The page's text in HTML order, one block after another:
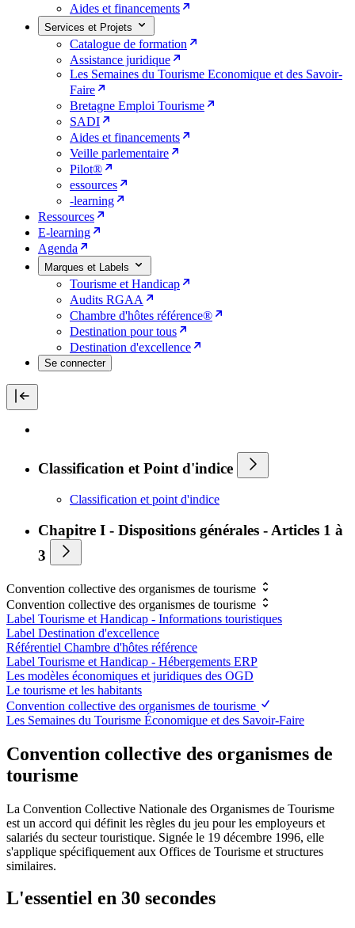
Aides et financements
Services et Projets
Catalogue de formation
Assistance juridique
Les Semaines du Tourisme Economique et des Savoir-
Faire
Bretagne Emploi Tourisme
SADI
Aides et financements
Veille parlementaire
Pilot®
essources
-learning
Ressources
E-learning
Agenda
Marques et Labels
Tourisme et Handicap
Audits RGAA
Chambre d'hôtes référence®
Destination pour tous
Destination d'excellence
Se connecter
Classification et Point d'indice
Classification et point d'indice
Chapitre I - Dispositions générales - Articles 1 à
3
Convention collective des organismes de tourisme
Convention collective des organismes de tourisme
Label Tourisme et Handicap - Informations touristiques
Label Destination d'excellence
Référentiel Chambre d'hôtes référence
Label Tourisme et Handicap - Hébergements ERP
Les modèles économiques et juridiques des OGD
Le tourisme et les habitants
Convention collective des organismes de tourisme
Les Semaines du Tourisme Économique et des Savoir-Faire
Convention collective des organismes de
tourisme
La Convention Collective Nationale des Organismes de Tourisme
est un accord qui définit les règles du jeu pour les employeurs et
salariés du secteur touristique. Signée le 19 décembre 1996, elle
s'applique spécifiquement aux Offices de Tourisme et structures
similaires.
L'essentiel en 30 secondes